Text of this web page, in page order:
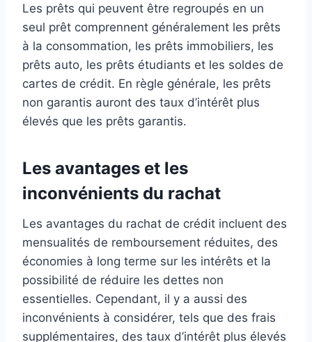
ou une carte cadeau en place. L'ajustement parfait
permet de garder la carte bien rangée tout en
permettant un accès simple lors des achats
quotidiens.
【Outil d'apprentissage interactif】 Une baguette
de paiement amusante pour les enfants et les
adultes qui ajoute de l'imagination aux courses
quotidiennes. Utile pour introduire des concepts de
Utilisation de cadeaux et d'accessoires : un choix
unique pour les anniversaires et les routines de
accessoire de bricolage ou de costume en forme
d'étoile lorsqu'il pas utilisé comme outil de paiement.
Les prêts qui peuvent être regroupés en un
seul prêt comprennent généralement les prêts
à la consommation, les prêts immobiliers, les
prêts auto, les prêts étudiants et les soldes de
cartes de crédit. En règle générale, les prêts
non garantis auront des taux d’intérêt plus
élevés que les prêts garantis.
Les avantages et les
inconvénients du rachat
Les avantages du rachat de crédit incluent des
mensualités de remboursement réduites, des
économies à long terme sur les intérêts et la
possibilité de réduire les dettes non
essentielles. Cependant, il y a aussi des
inconvénients à considérer, tels que des frais
supplémentaires, des taux d’intérêt plus élevés